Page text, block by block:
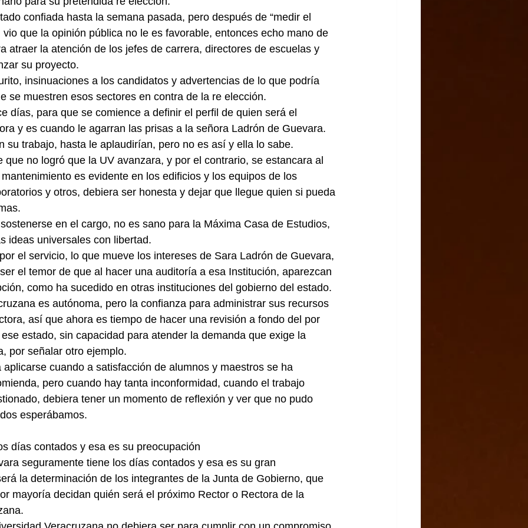
confiada hasta la semana pasada, pero después de “medir el
vio que la opinión pública no le es favorable, entonces echo mano de
atraer la atención de los jefes de carrera, directores de escuelas y
su proyecto.
insinuaciones a los candidatos y advertencias de lo que podría
se muestren esos sectores en contra de la re elección.
días, para que se comience a definir el perfil de quien será el
y es cuando le agarran las prisas a la señora Ladrón de Guevara.
su trabajo, hasta le aplaudirían, pero no es así y ella lo sabe.
que no logró que la UV avanzara, y por el contrario, se estancara al
es evidente en los edificios y los equipos de los
y otros, debiera ser honesta y dejar que llegue quien si pueda
en el cargo, no es sano para la Máxima Casa de Estudios,
ideas universales con libertad.
el servicio, lo que mueve los intereses de Sara Ladrón de Guevara,
el temor de que al hacer una auditoría a esa Institución, aparezcan
como ha sucedido en otras instituciones del gobierno del estado.
es autónoma, pero la confianza para administrar sus recursos
así que ahora es tiempo de hacer una revisión a fondo del por
estado, sin capacidad para atender la demanda que exige la
por señalar otro ejemplo.
cuando a satisfacción de alumnos y maestros se ha
pero cuando hay tanta inconformidad, cuando el trabajo
debiera tener un momento de reflexión y ver que no pudo
esperábamos.
días contados y esa es su preocupación
seguramente tiene los días contados y esa es su gran
la determinación de los integrantes de la Junta de Gobierno, que
mayoría decidan quién será el próximo Rector o Rectora de la